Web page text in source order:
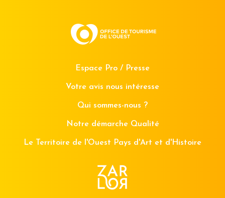
Espace Pro / Presse
Votre avis nous intéresse
Qui sommes-nous ?
Notre démarche Qualité
Le Territoire de l'Ouest Pays d'Art et d'Histoire